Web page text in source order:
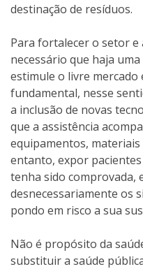
destinação de resíduos.
Para fortalecer o setor
necessário que haja
estimule o livre mercado
fundamental, nesse
a inclusão de novas
que a assistência
equipamentos, materiais
entanto, expor
tenha sido comprovada,
desnecessariamente os
pondo em risco a sua
Não é propósito da
substituir a saúde